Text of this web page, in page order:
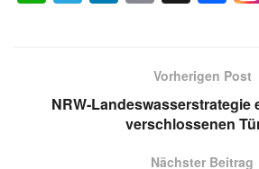
h
A
el
a
n
dI
n
m a
e
b
o
Vorherigen Post
NRW-Landeswasserstrategie
verschlossenen
Nächster Beitrag